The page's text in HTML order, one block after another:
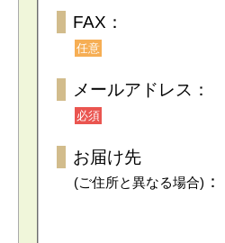
FAX：
任意
メールアドレス：
必須
お届け先
(ご住所と異なる場合) ：